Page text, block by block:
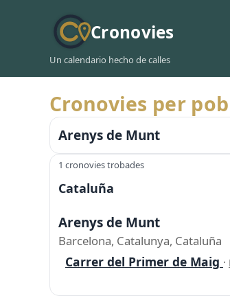
Cronovies
Un calendario hecho de calles
Cronovies per
Arenys de Munt
1 cronovies trobades
Cataluña
Arenys de Munt
Barcelona, Catalunya, Cataluña
Carrer del Primer de Maig ·